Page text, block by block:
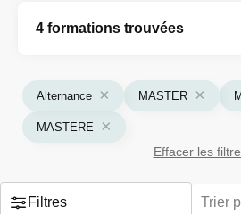
4 formations trouvées
Alternance MASTER
MASTERE
Effacer les
Filtres Trier